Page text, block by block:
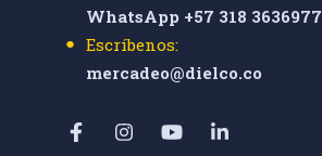
WhatsApp +57 318 3636977
Escríbenos:
mercadeo@dielco.co